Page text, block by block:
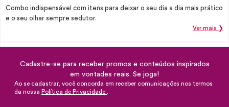
Combo indispensável com itens para deixar o seu dia a dia mais prático
e o seu olhar sempre sedutor.
Ver mais ❯
Cadastre-se para receber promos e conteúdos inspirados
em vontades reais. Se joga!
Ao se cadastrar, você concorda em receber comunicações nos termos
da nossa Política de Privacidade .